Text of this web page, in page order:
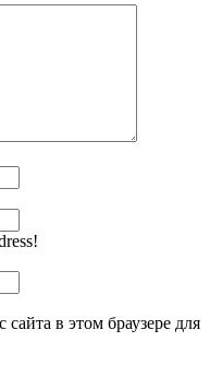
в этом браузере для